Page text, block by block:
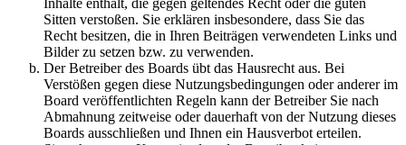
Inhalte enthält, die gegen geltendes Recht oder die guten
Sitten verstoßen. Sie erklären insbesondere, dass Sie das
Recht besitzen, die in Ihren Beiträgen verwendeten Links und
Bilder zu setzen bzw. zu verwenden.
Der Betreiber des Boards übt das Hausrecht aus. Bei
Verstößen gegen diese Nutzungsbedingungen oder anderer im
Board veröffentlichten Regeln kann der Betreiber Sie nach
Abmahnung zeitweise oder dauerhaft von der Nutzung dieses
Boards ausschließen und Ihnen ein Hausverbot erteilen.